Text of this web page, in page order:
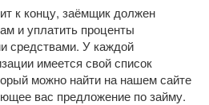
к концу, заёмщик должен
и уплатить проценты
средствами. У каждой
имеется свой список
можно найти на нашем сайте
вас предложение по займу.